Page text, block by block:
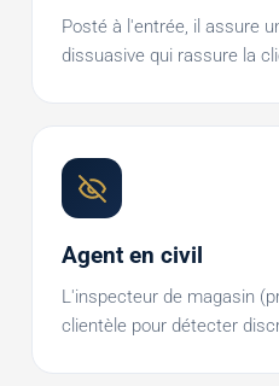
Posté à l'entrée, il assure
dissuasive qui rassure la
Agent en civil
L'inspecteur de magasin
clientèle pour détecter